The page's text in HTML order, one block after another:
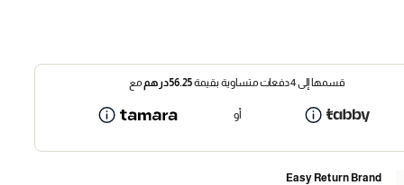
قسمها إلى 4 دفعات متساوية بقيمة 56.25درهم مع
أو
Easy Return Brand